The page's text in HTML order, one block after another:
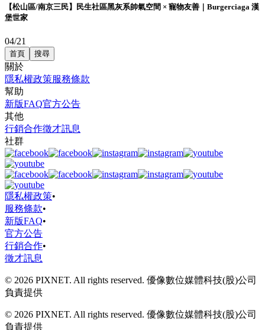
【松山區/南京三民】民生社區黑灰系帥氣空間 × 寵物友善｜Burgerciaga 漢
堡世家
04/21
首頁 搜尋
關於
隱私權政策服務條款
幫助
新版FAQ官方公告
其他
行銷合作徵才訊息
社群
隱私權政策•
服務條款•
新版FAQ•
官方公告
行銷合作•
徵才訊息
© 2026 PIXNET. All rights reserved. 優像數位媒體科技(股)公司
負責提供
© 2026 PIXNET. All rights reserved. 優像數位媒體科技(股)公司
負責提供